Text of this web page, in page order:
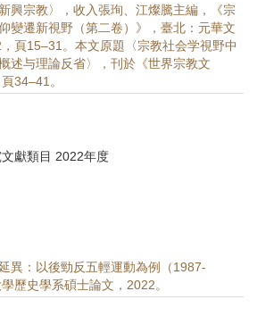
興宗教〉，收入張珣、江燦騰主編，《宗
變遷新視野（第二卷）》，臺北：元華文
頁15–31。本文原題〈宗教社会学視野中
述与理論反省〉，刊於《世界宗教文
34–41。
獻類目 2022年度
異：以後勁反五輕運動為例（1987-
歷史學系碩士論文，2022。